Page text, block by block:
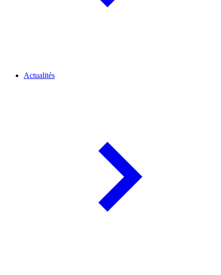
Actualités